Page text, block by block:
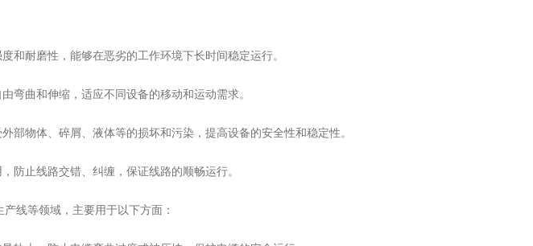
耐磨性，能够在恶劣的工作环境下长时间稳定运行。
曲和伸缩，适应不同设备的移动和运动需求。
物体、碎屑、液体等的损坏和污染，提高设备的安全性和稳定性。
止线路交错、纠缠，保证线路的顺畅运行。
线等领域，主要用于以下方面：